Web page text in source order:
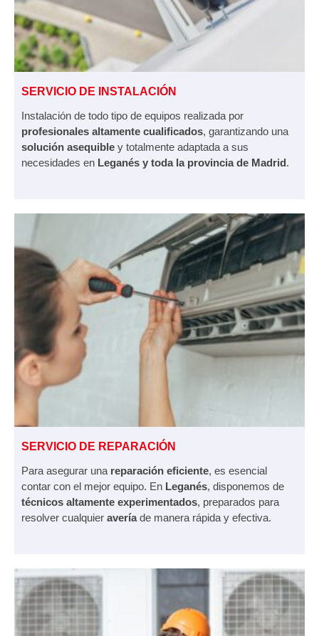
SERVICIO DE INSTALACIÓN
Instalación de todo tipo de equipos realizada por
profesionales altamente cualificados, garantizando una
solución asequible y totalmente adaptada a sus
necesidades en Leganés y toda la provincia de Madrid.
SERVICIO DE REPARACIÓN
Para asegurar una reparación eficiente, es esencial
contar con el mejor equipo. En Leganés, disponemos de
técnicos altamente experimentados, preparados para
resolver cualquier averíade manera rápida y efectiva.